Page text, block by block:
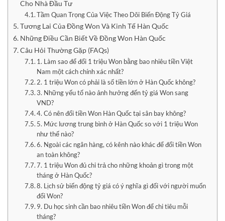
Cho Nhà Đầu Tư
Tầm Quan Trọng Của Việc Theo Dõi Biến Động Tỷ Giá
Tương Lai Của Đồng Won Và Kinh Tế Hàn Quốc
Những Điều Cần Biết Về Đồng Won Hàn Quốc
Câu Hỏi Thường Gặp (FAQs)
1. Làm sao để đổi 1 triệu Won bằng bao nhiêu tiền Việt
Nam một cách chính xác nhất?
2. 1 triệu Won có phải là số tiền lớn ở Hàn Quốc không?
3. Những yếu tố nào ảnh hưởng đến tỷ giá Won sang
VND?
4. Có nên đổi tiền Won Hàn Quốc tại sân bay không?
5. Mức lương trung bình ở Hàn Quốc so với 1 triệu Won
như thế nào?
6. Ngoài các ngân hàng, có kênh nào khác để đổi tiền Won
an toàn không?
7. 1 triệu Won đủ chi trả cho những khoản gì trong một
tháng ở Hàn Quốc?
8. Lịch sử biến động tỷ giá có ý nghĩa gì đối với người muốn
đổi Won?
9. Du học sinh cần bao nhiêu tiền Won để chi tiêu mỗi
tháng?